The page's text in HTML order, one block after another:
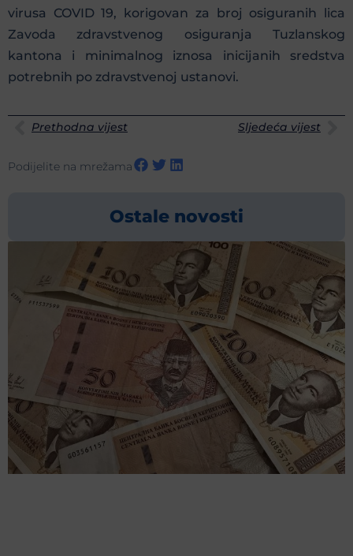
virusa COVID 19, korigovan za broj osiguranih lica
Zavoda zdravstvenog osiguranja Tuzlanskog
kantona i minimalnog iznosa inicijanih sredstva
potrebnih po zdravstvenoj ustanovi.
Prethodna vijest Sljedeća vijest
Podijelite na mrežama
Ostale novosti